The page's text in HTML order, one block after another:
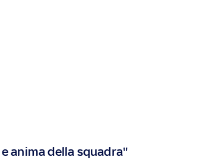
anima della squadra"